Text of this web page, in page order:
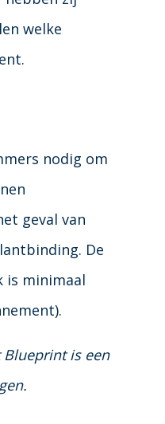
welke
nodig om
geval van
De
is minimaal
is een